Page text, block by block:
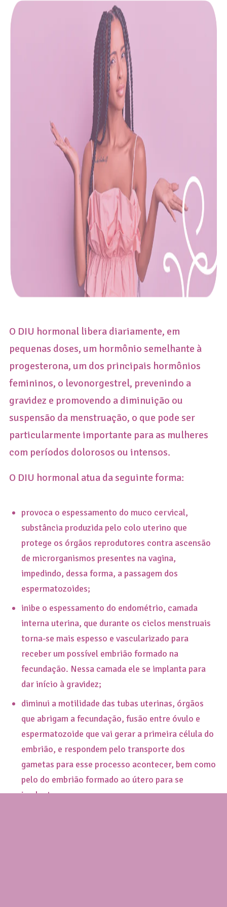
O DIU hormonal libera diariamente, em
pequenas doses, um hormônio semelhante à
progesterona, um dos principais hormônios
femininos, o levonorgestrel, prevenindo a
gravidez e promovendo a diminuição ou
suspensão da menstruação, o que pode ser
particularmente importante para as mulheres
com períodos dolorosos ou intensos.
O DIU hormonal atua da seguinte forma:
provoca o espessamento do muco cervical,
substância produzida pelo colo uterino que
protege os órgãos reprodutores contra ascensão
de microrganismos presentes na vagina,
impedindo, dessa forma, a passagem dos
espermatozoides;
inibe o espessamento do endométrio, camada
interna uterina, que durante os ciclos menstruais
torna-se mais espesso e vascularizado para
receber um possível embrião formado na
fecundação. Nessa camada ele se implanta para
dar início à gravidez;
diminui a motilidade das tubas uterinas, órgãos
que abrigam a fecundação, fusão entre óvulo e
espermatozoide que vai gerar a primeira célula do
embrião, e respondem pelo transporte dos
gametas para esse processo acontecer, bem como
pelo do embrião formado ao útero para se
implantar.